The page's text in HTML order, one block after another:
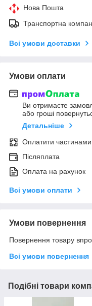
Нова Пошта
Транспортна
Всі умови доставки
Умови оплати
Ви отримаєте
або гроші
Детальніше
Оплатити частинами
Післяплата
Оплата на рахунок
Всі умови оплати
Умови повернення
Повернення товару
Всі умови повернення
Подібні товари